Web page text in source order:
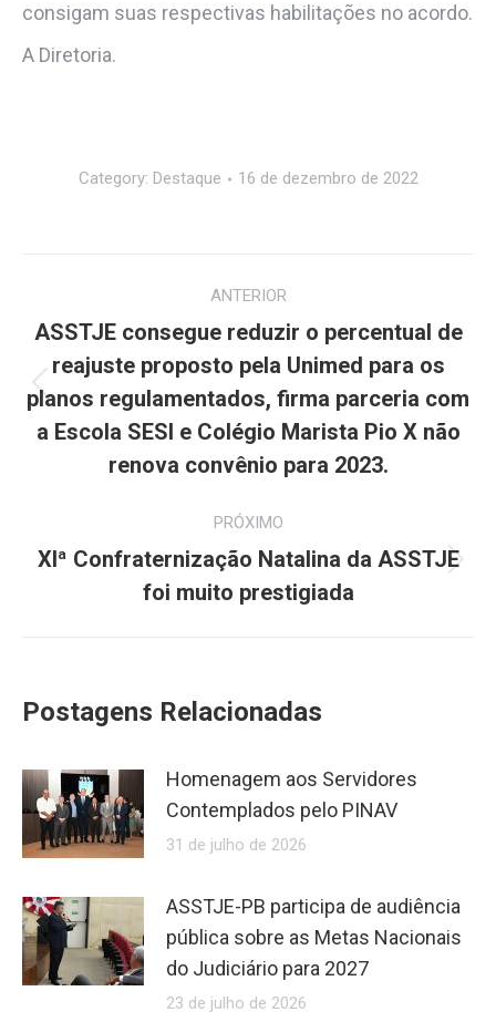
consigam suas respectivas habilitações no acordo.
A Diretoria.
Category: Destaque 16 de dezembro de 2022
de
post:
ANTERIOR
Post
anterior:
ASSTJE consegue reduzir o percentual de
reajuste proposto pela Unimed para os
planos regulamentados, firma parceria com
a Escola SESI e Colégio Marista Pio X não
renova convênio para 2023.
PRÓXIMO
Próximo
post:
XIª Confraternização Natalina da ASSTJE
foi muito prestigiada
Postagens Relacionadas
Homenagem aos Servidores
Contemplados pelo PINAV
31 de julho de 2026
ASSTJE-PB participa de audiência
pública sobre as Metas Nacionais
do Judiciário para 2027
23 de julho de 2026